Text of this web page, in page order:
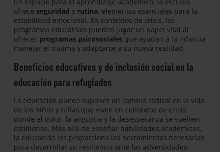
ofrece seguridad y rutina, elementos esenciales para la
estabilidad emocional. En contextos de crisis, los
programas educativos pueden jugar un papel vital al
ofrecer programas psicosociales que ayudan a la infancia
manejar el trauma y adaptarse a su nueva realidad.
Beneficios educativos y de inclusión socialen la
educación para refugiados
La educación puede suponer un cambio radical en la vida
de los niños y niñas que viven en contextos de crisis,
donde el dolor, la angustia y la desesperanza se vuelven
cotidianos. Más allá de enseñar habilidades académicas,
la educación les proporciona las herramientas necesarias
para desarrollar su resiliencia ante las adversidades.